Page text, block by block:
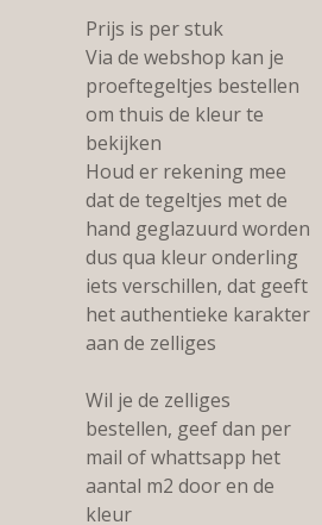
Prijs is per stuk
Via de webshop kan je
proeftegeltjes bestellen
om thuis de kleur te
bekijken
Houd er rekening mee
dat de tegeltjes met de
hand geglazuurd worden
dus qua kleur onderling
iets verschillen, dat geeft
het authentieke karakter
aan de zelliges
Wil je de zelliges
bestellen, geef dan per
mail of whattsapp het
aantal m2 door en de
kleur